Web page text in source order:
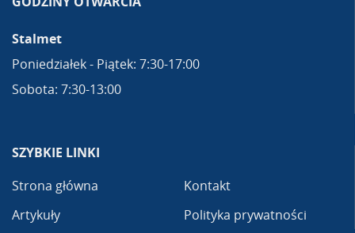
Stalmet
Poniedziałek - Piątek: 7:30-17:00
Sobota: 7:30-13:00
SZYBKIE LINKI
Strona główna
Artykuły
Kontakt
Polityka prywatności